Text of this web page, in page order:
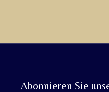
Abonnieren Sie